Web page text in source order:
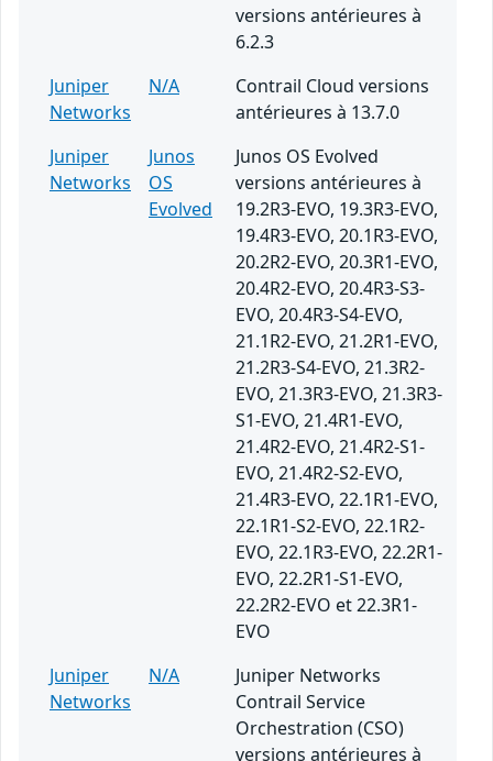
versions antérieures à
6.2.3
Juniper
Networks
N/A
Contrail Cloud versions
antérieures à 13.7.0
Juniper
Networks
Junos
OS
Evolved
Junos OS Evolved
versions antérieures à
19.2R3-EVO, 19.3R3-EVO,
19.4R3-EVO, 20.1R3-EVO,
20.2R2-EVO, 20.3R1-EVO,
20.4R2-EVO, 20.4R3-S3-
EVO, 20.4R3-S4-EVO,
21.1R2-EVO, 21.2R1-EVO,
21.2R3-S4-EVO, 21.3R2-
EVO, 21.3R3-EVO, 21.3R3-
S1-EVO, 21.4R1-EVO,
21.4R2-EVO, 21.4R2-S1-
EVO, 21.4R2-S2-EVO,
21.4R3-EVO, 22.1R1-EVO,
22.1R1-S2-EVO, 22.1R2-
EVO, 22.1R3-EVO, 22.2R1-
EVO, 22.2R1-S1-EVO,
22.2R2-EVO et 22.3R1-
EVO
Juniper
Networks
N/A
Juniper Networks
Contrail Service
Orchestration (CSO)
versions antérieures à